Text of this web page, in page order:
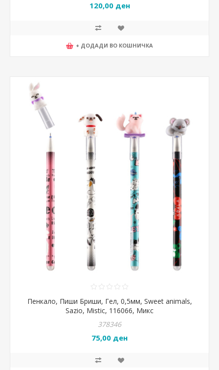
120,00 ден
+ ДОДАДИ ВО КОШНИЧКА
Пенкало, Пиши Бриши, Гел, 0,5мм, Sweet animals,
Sazio, Mistic, 116066, Микс
378346
75,00 ден